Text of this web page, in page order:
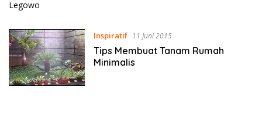
Inspiratif 11 Juni 2015
Tips Membuat Tanam Rumah
Minimalis